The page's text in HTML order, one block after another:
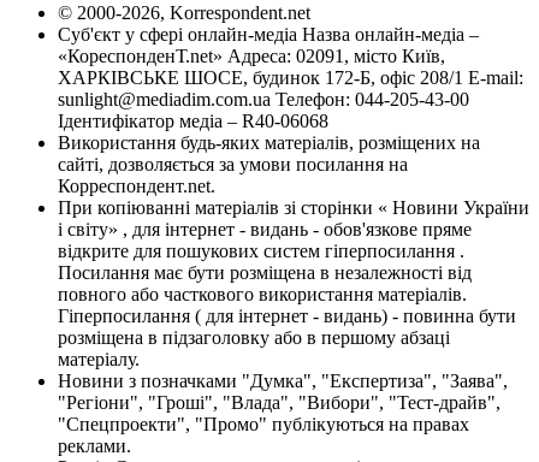
© 2000-2026, Korrespondent.net
Суб'єкт у сфері онлайн-медіа Назва онлайн-медіа –
«КореспонденТ.net» Адреса: 02091, місто Київ,
ХАРКІВСЬКЕ ШОСЕ, будинок 172-Б, офіс 208/1 E-mail:
sunlight@mediadim.com.ua Телефон: 044-205-43-00
Ідентифікатор медіа – R40-06068
Використання будь-яких матеріалів, розміщених на
сайті, дозволяється за умови посилання на
Корреспондент.net.
При копіюванні матеріалів зі сторінки « Новини України
і світу» , для інтернет - видань - обов'язкове пряме
відкрите для пошукових систем гіперпосилання .
Посилання має бути розміщена в незалежності від
повного або часткового використання матеріалів.
Гіперпосилання ( для інтернет - видань) - повинна бути
розміщена в підзаголовку або в першому абзаці
матеріалу.
Новини з позначками "Думка", "Експертиза", "Заява",
"Регіони", "Гроші", "Влада", "Вибори", "Тест-драйв",
"Спецпроекти", "Промо" публікуються на правах
реклами.